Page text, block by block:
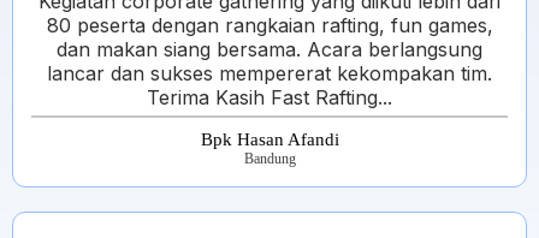
80 peserta dengan rangkaian rafting, fun games,
dan makan siang bersama. Acara berlangsung
lancar dan sukses mempererat kekompakan tim.
Terima Kasih Fast Rafting...
Bpk Hasan Afandi
Bandung